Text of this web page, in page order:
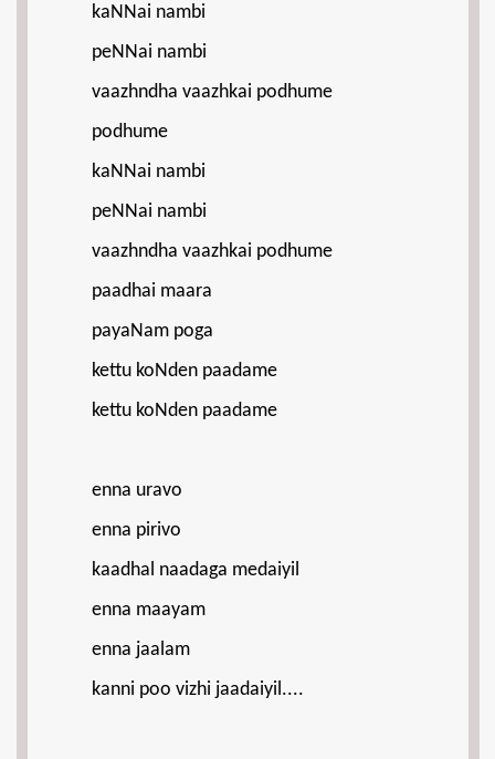
kaNNai nambi
peNNai nambi
vaazhndha vaazhkai podhume
podhume
kaNNai nambi
peNNai nambi
vaazhndha vaazhkai podhume
paadhai maara
payaNam poga
kettu koNden paadame
kettu koNden paadame
enna uravo
enna pirivo
kaadhal naadaga medaiyil
enna maayam
enna jaalam
kanni poo vizhi jaadaiyil....